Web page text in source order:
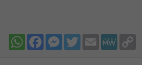
WhatsAppFacebookMessenger
TwitterEmail MeWe